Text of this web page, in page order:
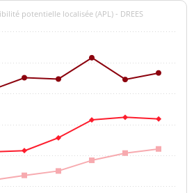
potentielle localisée (APL) - DREES